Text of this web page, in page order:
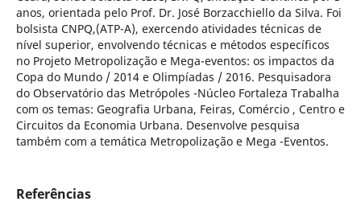
anos, orientada pelo Prof. Dr. José Borzacchiello da Silva. Foi
bolsista CNPQ,(ATP-A), exercendo atividades técnicas de
nível superior, envolvendo técnicas e métodos específicos
no Projeto Metropolização e Mega-eventos: os impactos da
Copa do Mundo / 2014 e Olimpíadas / 2016. Pesquisadora
do Observatório das Metrópoles -Núcleo Fortaleza Trabalha
com os temas: Geografia Urbana, Feiras, Comércio , Centro e
Circuitos da Economia Urbana. Desenvolve pesquisa
também com a temática Metropolização e Mega -Eventos.
Referências